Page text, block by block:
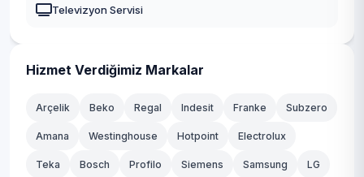
Kağıthane
Kartal
Küçükçekmece
Yavuz Selim
Televizyon Servisi
Hizmet Verdiğimiz Markalar
Arçelik Beko Regal Indesit Franke Subzero
Amana Westinghouse Hotpoint Electrolux
Teka Bosch Profilo Siemens Samsung LG